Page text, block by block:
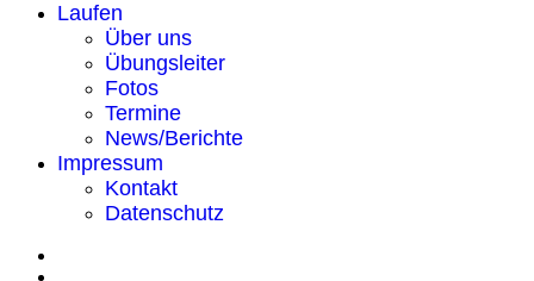
Laufen
Über uns
Übungsleiter
Fotos
Termine
News/Berichte
Impressum
Kontakt
Datenschutz